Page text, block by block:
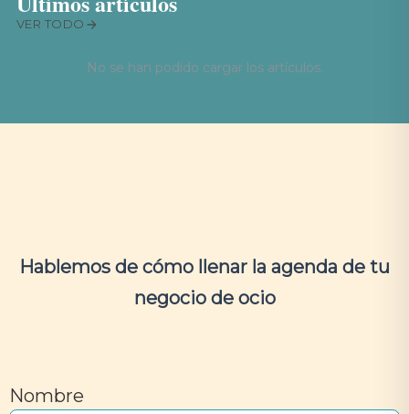
VER TODO
No se han podido cargar los artículos.
Hablemos de cómo llenar la agenda de tu
negocio de ocio
Nombre